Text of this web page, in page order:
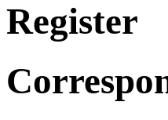
Register